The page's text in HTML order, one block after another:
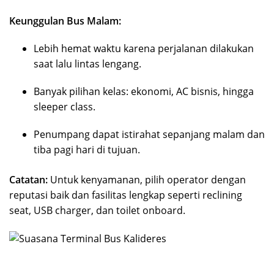
Keunggulan Bus Malam:
Lebih hemat waktu karena perjalanan dilakukan
saat lalu lintas lengang.
Banyak pilihan kelas: ekonomi, AC bisnis, hingga
sleeper class.
Penumpang dapat istirahat sepanjang malam dan
tiba pagi hari di tujuan.
Catatan: Untuk kenyamanan, pilih operator dengan
reputasi baik dan fasilitas lengkap seperti reclining
seat, USB charger, dan toilet onboard.